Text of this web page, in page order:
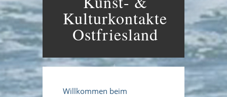
Kulturkontakte
Ostfriesland
Willkommen beim